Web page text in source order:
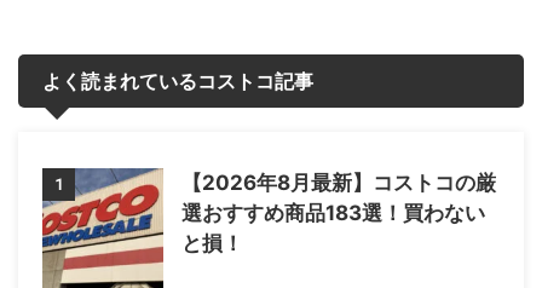
よく読まれているコストコ記事
1
【2026年8月最新】コストコの厳
選おすすめ商品183選！買わない
と損！